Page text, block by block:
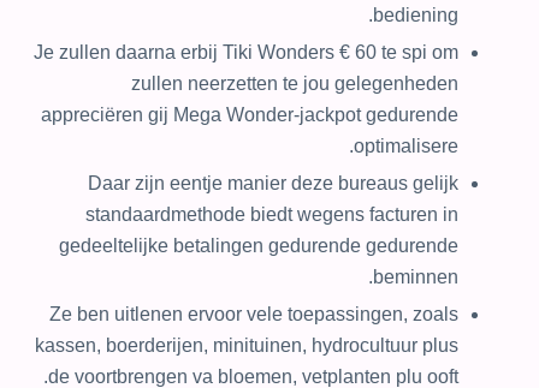
bediening.
Je zullen daarna erbij Tiki Wonders € 60 te spi om
zullen neerzetten te jou gelegenheden
appreciëren gij Mega Wonder-jackpot gedurende
optimalisere.
Daar zijn eentje manier deze bureaus gelijk
standaardmethode biedt wegens facturen in
gedeeltelijke betalingen gedurende gedurende
beminnen.
Ze ben uitlenen ervoor vele toepassingen, zoals
kassen, boerderijen, minituinen, hydrocultuur plus
de voortbrengen va bloemen, vetplanten plu ooft.